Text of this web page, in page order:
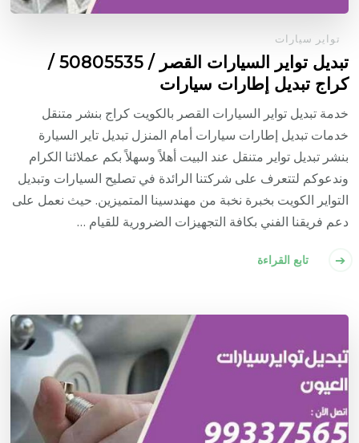
تواير سيارات
تبديل تواير السيارات القصر / 50805535‬ /
كراج تبديل إطارات سيارات
خدمة تبديل تواير السيارات القصر بالكويت كراج بنشر متنقل
خدمات تبديل إطارات سيارات أمام المنزل تبديل تاير السيارة
بنشر تبديل تواير متنقل عند البيت أهلاً وسهلاً بكم عملائنا الكرام
وندعوكم لتتعرف على شركتنا الرائدة في تصليح السيارات وتبديل
التواير الكويت بخبرة نخبة من مهندسينا المتميزين. حيث نعمل على
دعم فريقنا الفني بكافة التجهيزات الضرورية للقيام …
تابع القراءة